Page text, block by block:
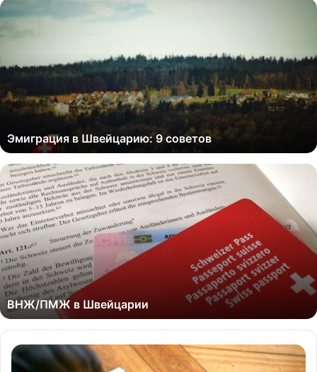
Эмиграция в Швейцарию: 9 советов
ВНЖ/ПМЖ в Швейцарии